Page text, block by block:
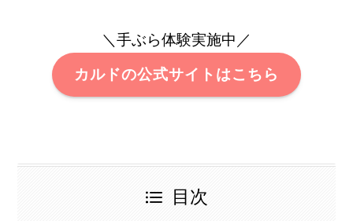
＼手ぶら体験実施中／
カルドの公式サイトはこちら
目次